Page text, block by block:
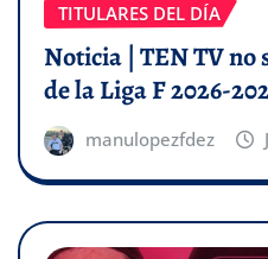
TITULARES DEL DÍA
Noticia | TEN TV no
de la Liga F 2026-
manulopezfdez